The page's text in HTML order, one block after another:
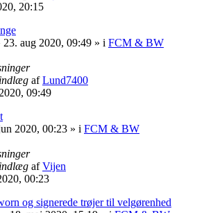
20:15
23. aug 2020, 09:49 » i FCM & BW
afLund7400
09:49
2020, 00:23 » i FCM & BW
afVijen
00:23
og signerede trøjer til velgørenhed